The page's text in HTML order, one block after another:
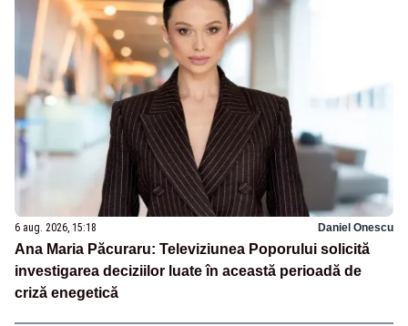
6 aug. 2026, 15:18 Daniel Onescu
Ana Maria Păcuraru: Televiziunea Poporului solicită
investigarea deciziilor luate în această perioadă de
criză enegetică